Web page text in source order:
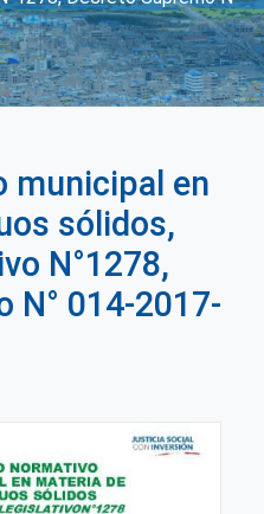
municipal en
sólidos,
N°1278,
N° 014-2017-